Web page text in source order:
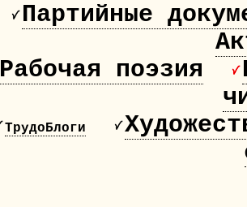
Партийные
Рабочая поэзия
ТрудоБлоги